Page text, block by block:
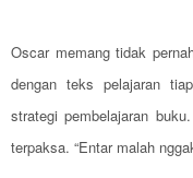
Oscar memang tidak
dengan teks pelajaran
strategi pembelajaran
terpaksa. “Entar malah